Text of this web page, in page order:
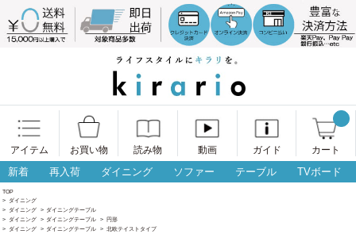
アイテム お買い物 読み物 動画 ガイド カート
新着 再入荷 ダイニング ソファー テーブル TVボード
TOP
> ダイニング
> ダイニング > ダイニングテーブル
> ダイニング > ダイニングテーブル > 円形
> ダイニング > ダイニングテーブル > 北欧テイストタイプ